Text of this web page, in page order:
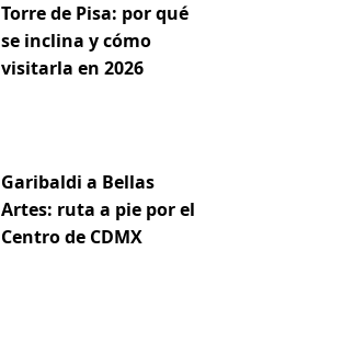
Torre de Pisa: por qué
se inclina y cómo
visitarla en 2026
Garibaldi a Bellas
Artes: ruta a pie por el
Centro de CDMX